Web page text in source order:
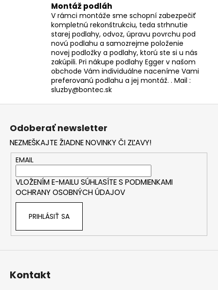
Montáž podláh
V rámci montáže sme schopní zabezpečiť
kompletnú rekonštrukciu, teda strhnutie
starej podlahy, odvoz, úpravu povrchu pod
novú podlahu a samozrejme položenie
novej podložky a podlahy, ktorú ste si u nás
zakúpili. Pri nákupe podlahy Egger v našom
obchode Vám individuálne naceníme Vami
preferovanú podlahu a jej montáž. . Mail :
sluzby@bontec.sk
Z
Odoberať newsletter
NEZMEŠKAJTE ŽIADNE NOVINKY ČI ZĽAVY!
EMAIL
VLOŽENÍM E-MAILU SÚHLASÍTE S PODMIENKAMI
OCHRANY OSOBNÝCH ÚDAJOV
PRIHLÁSIŤ SA
Kontakt